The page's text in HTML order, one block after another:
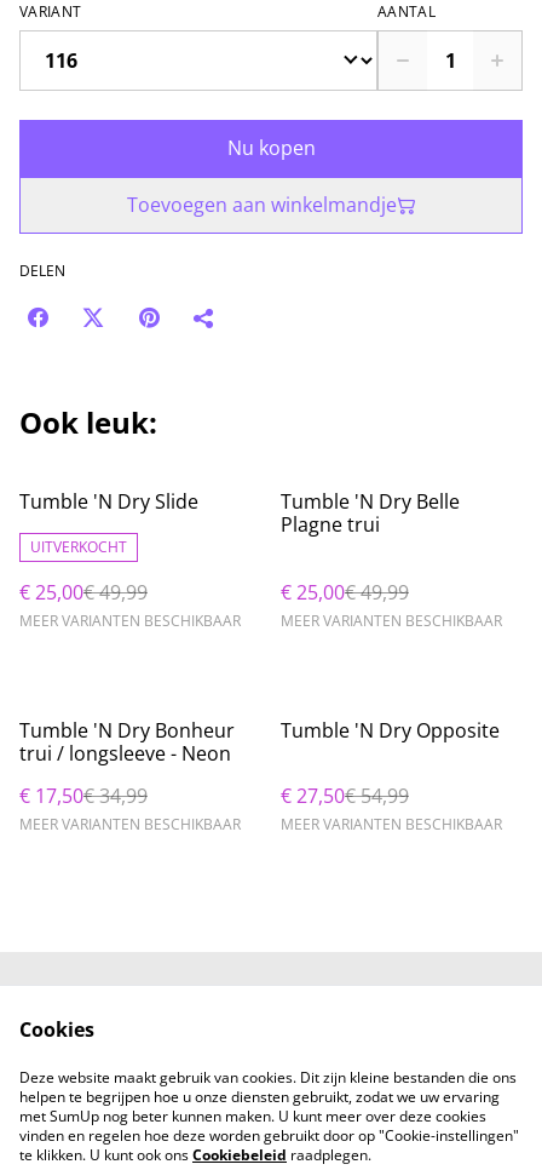
VARIANT AANTAL
Nu kopen
Toevoegen aan winkelmandje
DELEN
Ook leuk:
%
Tumble 'N Dry Slide
UITVERKOCHT
€ 25,00€ 49,99
MEER VARIANTEN BESCHIKBAAR
%
Tumble 'N Dry Belle
Plagne trui
€ 25,00€ 49,99
MEER VARIANTEN BESCHIKBAAR
%
Tumble 'N Dry Bonheur
trui / longsleeve - Neon
€ 17,50€ 34,99
MEER VARIANTEN BESCHIKBAAR
%
Tumble 'N Dry Opposite
€ 27,50€ 54,99
MEER VARIANTEN BESCHIKBAAR
Neem contact met
Privacybeleid
Cookiebeleid
Cookies
Deze website maakt gebruik van cookies. Dit zijn kleine bestanden die ons
helpen te begrijpen hoe u onze diensten gebruikt, zodat we uw ervaring
met SumUp nog beter kunnen maken. U kunt meer over deze cookies
vinden en regelen hoe deze worden gebruikt door op "Cookie-instellingen"
te klikken. U kunt ook onsCookiebeleid raadplegen.